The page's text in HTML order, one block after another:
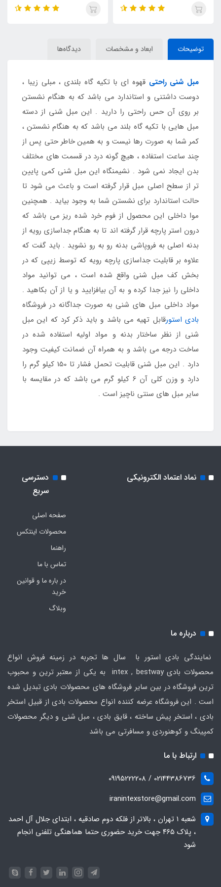
توضیحات ابعاد و مشخصات دیدگاه‌ها
مبل شنی راحتی قهوه ای با تکیه گاه بلندی ، مبلی زیبا ،
دوست داشتنی و استاندارد می باشد که به هنگام نشستن
بر روی آن حس راحتی را دارید . این مبل شنی از دسته
مبل هایی با تکیه گاه بلند می باشد که به هنگام نشستن ،
کمر شما به صورت رها نیست و به همین خاطر حتی پس از
چند ساعت استفاده ، هیچ گونه درد در قسمت های مختلف
بدن ایجاد نمی شود . نشیمنگاه این مبل شنی کمی پایین
تر از سطح اصلی مبل قرار گرفته است و باعث می شود تا
حالت استاندارد برای نشستن شما به وجود بیاید . همچنین
موا داخلی این محصول از فوم خرد شده ریز می باشد که
درون استر پارچه قرار گرفته اند تا به هنگام جداسازی رویه از
بدنه اصلی به فروپاشی بدنه رو به رو نشوید . باید گفت که
علاوه بر قابلیت جداسازی پارچه رویه که توسط زیپی که در
بخش کف مبل شنی واقع شده است ، می توانید مواد
داخلی را نیز جدا کرده و به آن بیافزایید و یا از آن بکاهید .
مواد داخلی مبل های شنی به صورت جداگانه در فروشگاه
بادی استورقابل تهیه می باشد و باید ذکر کرد که این مبل
شنی از نظر ساختار بدنه و مواد اولیه استفاده شده در
ساخت درجه می باشد و به همراه آن ضمانت کیفیت وجود
دارد . این مبل شنی قابلیت تحمل فشار تا 150 کیلو گرم را
دارد و وزن کلی آن 6 کیلو گرم می باشد که در مقایسه با
سایر مبل های سنتی ناچیز است .
نماد اعتماد الکترونیکی
دسترسی
سریع
صفحه اصلی
محصولات اینتکس
راهنما
تماس با ما
در باره ما و قوانین
خرید
وبلاگ
درباره ما
نمایندگی بادی استور با سال ها تجربه در زمینه فروش انواع
محصولات بادی intex , bestway به یکی از معتبر ترین و محبوب
ترین فروشگاه در بین سایر فروشگاه های محصولات بادی تبدیل شده
است . این فروشگاه عرضه کننده انواع محصولات بادی از قبیل استخر
بادی ، استخر پیش ساخته ، قایق بادی ، مبل شنی و دیگر محصولات
کمپینگ و کوهنوردی و مسافرتی می باشد
ارتباط با ما
02144386736 / 09195222208
iranintexstore@gmail.com
شعبه ۱ تهران ، بالاتر از فلکه دوم صادقیه ، ابتدای جلال آل احمد
، پلاک ۴۶۵ جهت خرید حضوری حتما هماهنگی تلفنی انجام
شود